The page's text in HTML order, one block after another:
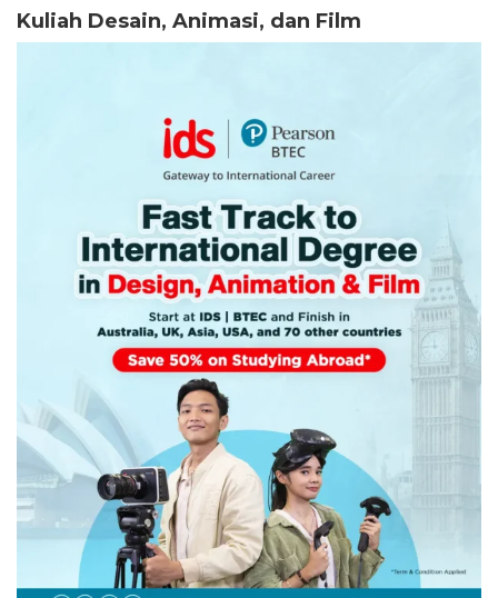
Kuliah Desain, Animasi, dan Film